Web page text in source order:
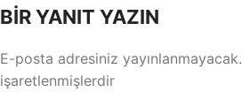
BIR YANIT YAZIN
E-posta adresiniz yayınlanmayacak.
işaretlenmişlerdir